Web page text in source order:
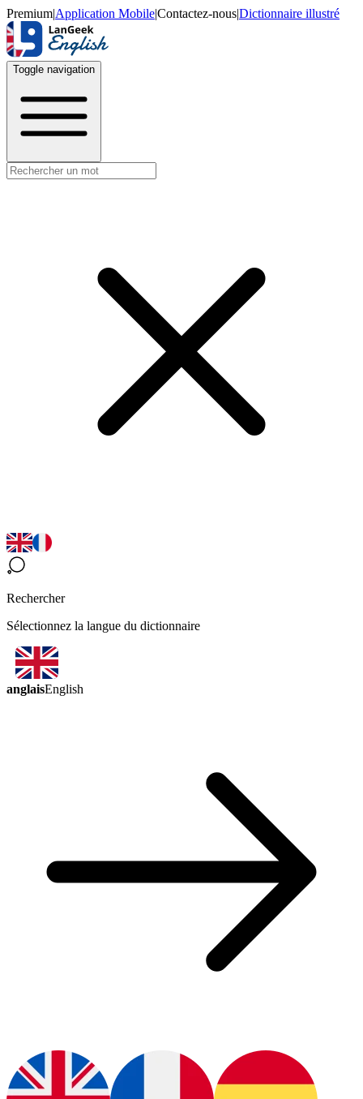
Premium|Application Mobile|Contactez-nous|Dictionnaire illustré
Toggle navigation
Rechercher
Sélectionnez la langue du dictionnaire
anglaisEnglish